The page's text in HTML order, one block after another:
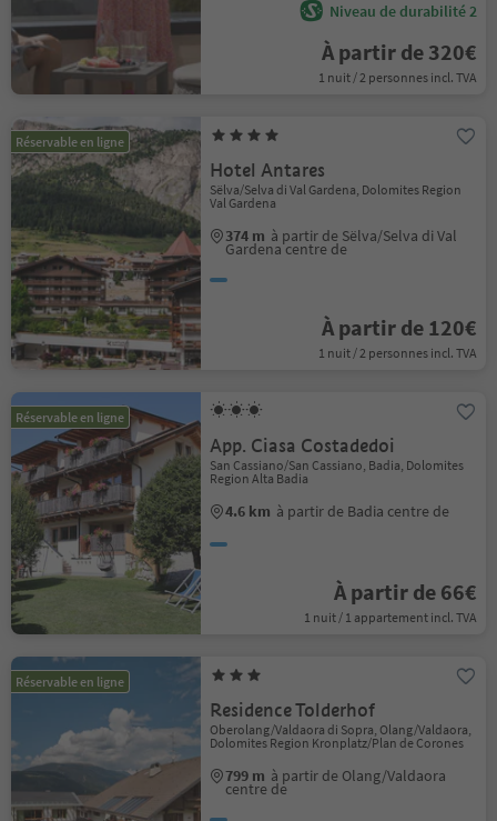
Niveau de durabilité 2
À partir de 320€
1 nuit / 2 personnes incl. TVA
Réservable en ligne
Hotel Antares
Sëlva/Selva di Val Gardena, Dolomites Region
Val Gardena
374 m à partir de Sëlva/Selva di Val
Gardena centre de
À partir de 120€
1 nuit / 2 personnes incl. TVA
Réservable en ligne
App. Ciasa Costadedoi
San Cassiano/San Cassiano, Badia, Dolomites
Region Alta Badia
4.6 km à partir de Badia centre de
À partir de 66€
1 nuit / 1 appartement incl. TVA
Réservable en ligne
Residence Tolderhof
Oberolang/Valdaora di Sopra, Olang/Valdaora,
Dolomites Region Kronplatz/Plan de Corones
799 m à partir de Olang/Valdaora
centre de